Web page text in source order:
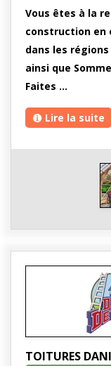
Vous êtes à la
construction en
dans les
ainsi que
Faites …
Lire la suite
TOITURES